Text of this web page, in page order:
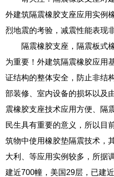
外建筑隔震橡胶支座应用实例
烈地震的考验，减震性能表现
隔震橡胶支座，隔震板式
为重要！外建筑隔震橡胶应用
证结构的整体安全，防止非结
部装修、室内设备的损坏以及
震橡胶支座技术应用方便、隔
民生具有重要的意义，所以目
筑物中使用橡胶垫隔震技术，
大利、等应用实例较多，所据
建近700幢，美国29层，已建